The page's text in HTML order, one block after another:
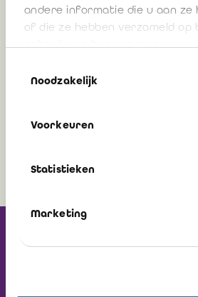
andere informatie die u aan
of die ze hebben verzameld op
Noodzakelijk
Voorkeuren
Statistieken
Marketing
4 mai 2021
Recevez notre